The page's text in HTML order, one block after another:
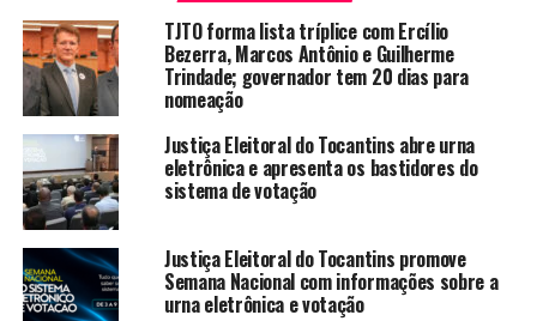
TJTO forma lista tríplice com Ercílio
Bezerra, Marcos Antônio e Guilherme
Trindade; governador tem 20 dias para
nomeação
Justiça Eleitoral do Tocantins abre urna
eletrônica e apresenta os bastidores do
sistema de votação
Justiça Eleitoral do Tocantins promove
Semana Nacional com informações sobre a
urna eletrônica e votação